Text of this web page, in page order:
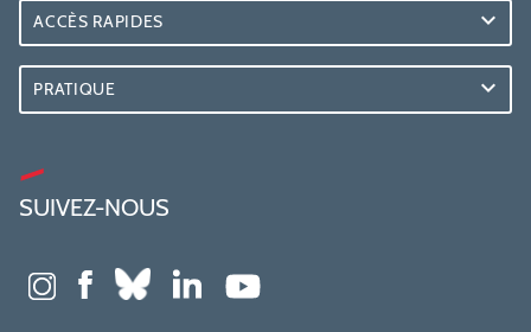
ACCÈS RAPIDES
PRATIQUE
SUIVEZ-NOUS